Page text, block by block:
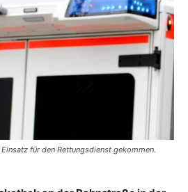
für den Rettungsdienst gekommen.